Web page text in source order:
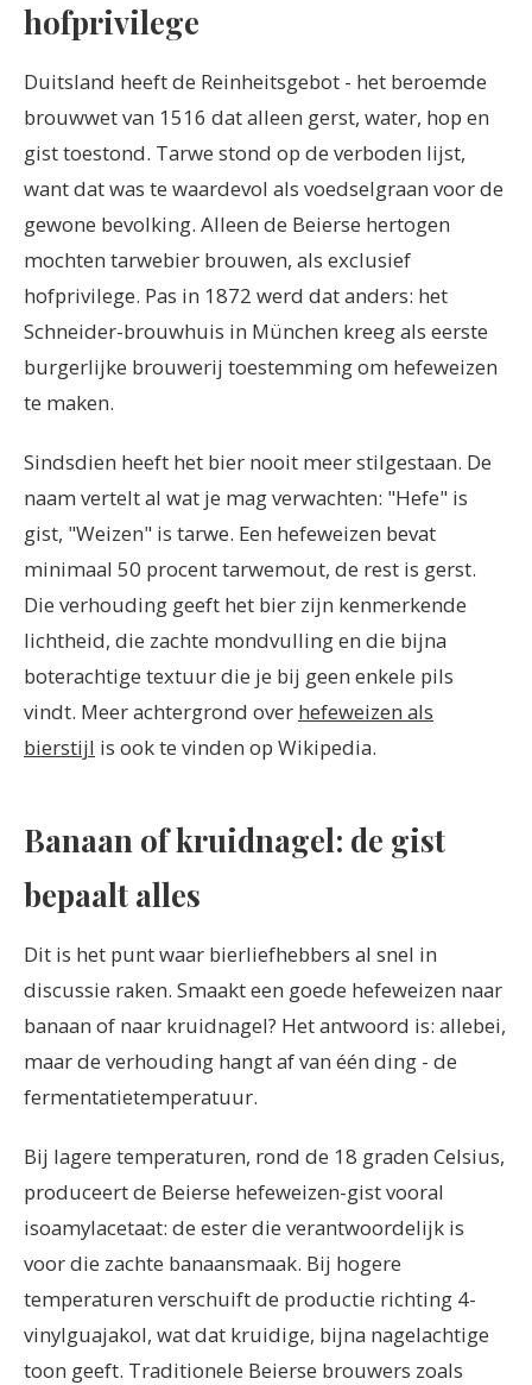
hofprivilege
Duitsland heeft de Reinheitsgebot - het beroemde
brouwwet van 1516 dat alleen gerst, water, hop en
gist toestond. Tarwe stond op de verboden lijst,
want dat was te waardevol als voedselgraan voor de
gewone bevolking. Alleen de Beierse hertogen
mochten tarwebier brouwen, als exclusief
hofprivilege. Pas in 1872 werd dat anders: het
Schneider-brouwhuis in München kreeg als eerste
burgerlijke brouwerij toestemming om hefeweizen
te maken.
Sindsdien heeft het bier nooit meer stilgestaan. De
naam vertelt al wat je mag verwachten: "Hefe" is
gist, "Weizen" is tarwe. Een hefeweizen bevat
minimaal 50 procent tarwemout, de rest is gerst.
Die verhouding geeft het bier zijn kenmerkende
lichtheid, die zachte mondvulling en die bijna
boterachtige textuur die je bij geen enkele pils
vindt. Meer achtergrond over hefeweizen als
bierstijl is ook te vinden op Wikipedia.
Banaan of kruidnagel: de gist
bepaalt alles
Dit is het punt waar bierliefhebbers al snel in
discussie raken. Smaakt een goede hefeweizen naar
banaan of naar kruidnagel? Het antwoord is: allebei,
maar de verhouding hangt af van één ding - de
fermentatietemperatuur.
Bij lagere temperaturen, rond de 18 graden Celsius,
produceert de Beierse hefeweizen-gist vooral
isoamylacetaat: de ester die verantwoordelijk is
voor die zachte banaansmaak. Bij hogere
temperaturen verschuift de productie richting 4-
vinylguajakol, wat dat kruidige, bijna nagelachtige
toon geeft. Traditionele Beierse brouwers zoals